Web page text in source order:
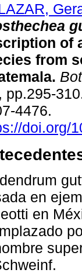
of
from
pp.295-
4476.
doi.org/
en
en